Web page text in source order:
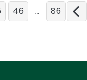
46 ... 86